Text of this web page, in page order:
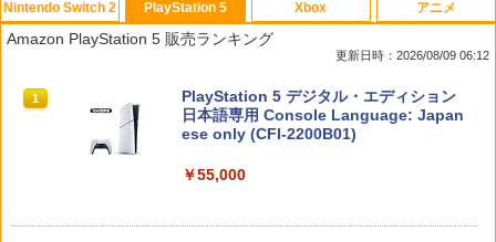
1
任天堂 【Switch2】ゼルダの伝説 ブレス
オブ ザ ワイルド Nintendo Switch 2 Ed
ition [NXS-P-AAAAH NSW2 ゼルダノデ
￥7,710
1
【SONYライセンス商品】DualSenseR
ワイヤレスコントローラー専用 USB-Cto
C充電ケーブル【Playstation5対応】
￥2,007
【中古】 クアリー 〜悪夢のサマーキャ
1
【中古】戦国BASARA2 英雄外伝 ダブル
パック Best Price! - Wii
※当店在庫僅少、次回納期未定 任天堂
1
【送料無料】劇場版「鬼滅の刃」無限城
編 第一章 猗窩座再来(通常版)【Blu-ra
y】/アニメーション[Blu-ray]【返品種別
￥4,400
Nintendo Switch 2
1
スプラトゥーン レイダース|オンライン
コード版
PlayStation 5
Amazon PlayStation 5 販売ランキング
更新日時：2026/08/09 06:12
1
PlayStation 5 デジタル・エディション
日本語専用 Console Language: Japan
ese only (CFI-2200B01)
￥55,000
Xbox アニメ